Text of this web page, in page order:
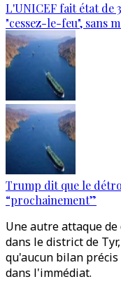
L'UNICEF fait état de
"cessez-le-feu", sans
Trump dit que le
“prochainement”
Une autre attaque
dans le district de
qu'aucun bilan
dans l'immédiat.